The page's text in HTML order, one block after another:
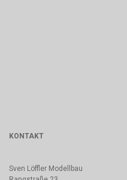
KONTAKT
Sven Löffler Modellbau